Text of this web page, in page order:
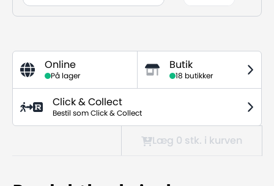
Online
På lager
Butik
18 butikker
Click & Collect
Bestil som Click & Collect
Læg 0 stk. i kurven